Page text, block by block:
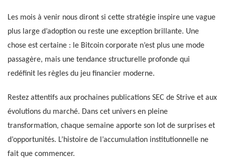
Les mois à venir nous diront si cette stratégie inspire une vague
plus large d’adoption ou reste une exception brillante. Une
chose est certaine : le Bitcoin corporate n’est plus une mode
passagère, mais une tendance structurelle profonde qui
redéfinit les règles du jeu financier moderne.
Restez attentifs aux prochaines publications SEC de Strive et aux
évolutions du marché. Dans cet univers en pleine
transformation, chaque semaine apporte son lot de surprises et
d’opportunités. L’histoire de l’accumulation institutionnelle ne
fait que commencer.